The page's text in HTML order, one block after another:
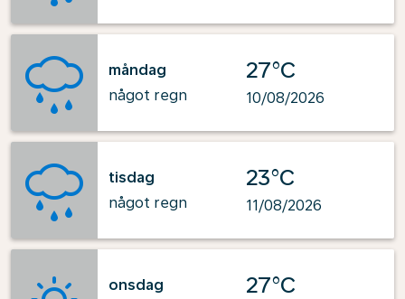
måndag
något regn
27°C
10/08/2026
tisdag
något regn
23°C
11/08/2026
onsdag
27°C